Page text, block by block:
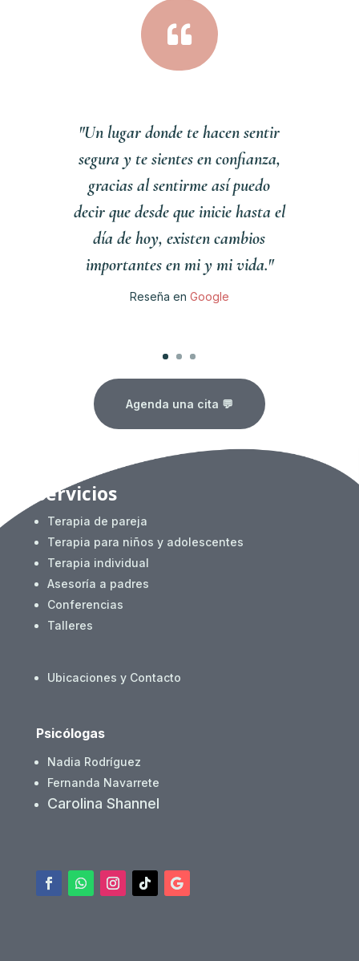

"Un lugar donde te hacen sentir
segura y te sientes en confianza,
gracias al sentirme así puedo
decir que desde que inicie hasta el
día de hoy, existen cambios
importantes en mi y mi vida."
Reseña en Google
Agenda una cita 💬
Servicios
Terapia de pareja
Terapia para niños y adolescentes
Terapia individual
Asesoría a padres
Conferencias
Talleres
Ubicaciones y Contacto
Psicólogas
Nadia Rodríguez
Fernanda Navarrete
Carolina Shannel